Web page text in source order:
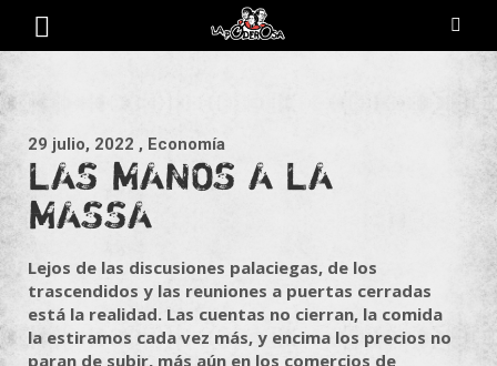
contenido
29 julio, 2022 , Economía
LAS MANOS A LA
MASSA
Lejos de las discusiones palaciegas, de los
trascendidos y las reuniones a puertas cerradas
está la realidad. Las cuentas no cierran, la comida
la estiramos cada vez más, y encima los precios no
paran de subir, más aún en los comercios de